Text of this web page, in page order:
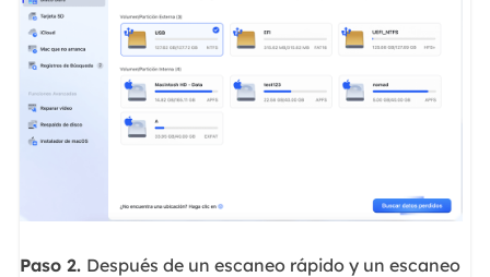
Paso 2. Después de un escaneo rápido y un escaneo